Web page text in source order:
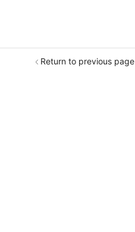
Return to previous page